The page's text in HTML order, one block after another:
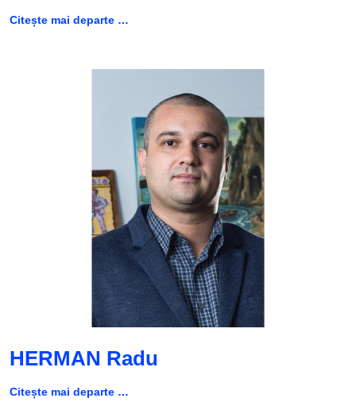
Citește mai departe …
HERMAN Radu
Citește mai departe …